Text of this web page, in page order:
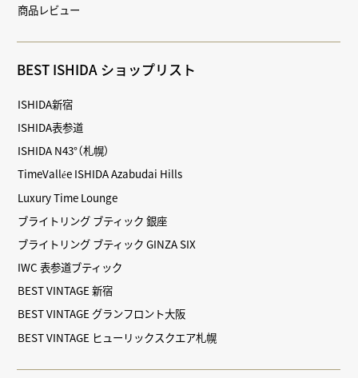
商品レビュー
BEST ISHIDA ショップリスト
ISHIDA新宿
ISHIDA表参道
ISHIDA N43°（札幌）
TimeVallée ISHIDA Azabudai Hills
Luxury Time Lounge
ブライトリング ブティック 銀座
ブライトリング ブティック GINZA SIX
IWC 表参道ブティック
BEST VINTAGE 新宿
BEST VINTAGE グランフロント大阪
BEST VINTAGE ヒューリックスクエア札幌